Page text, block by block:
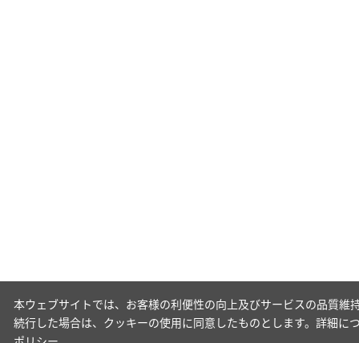
本ウェブサイトでは、お客様の利便性の向上及びサービスの品質
続行した場合は、クッキーの使用に同意したものとします。詳細